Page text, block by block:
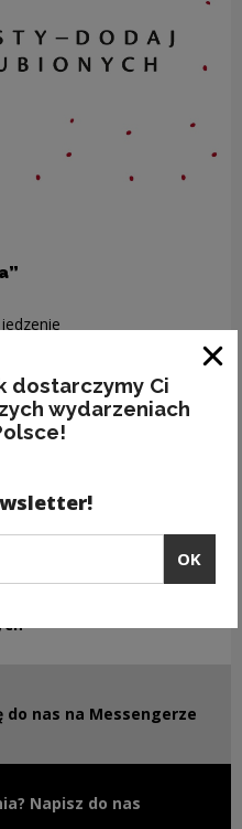
– dodaj
do nas na Messengerze
in a new window
Napisz do nas
dostarczymy Ci
wydarzeniach
OK